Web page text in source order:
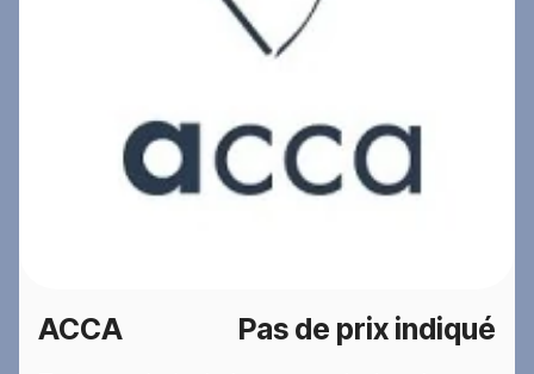
ACCA Pas de prix indiqué